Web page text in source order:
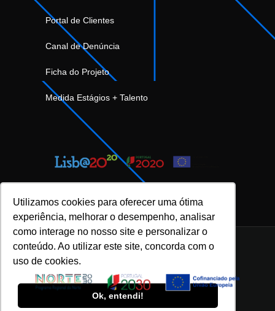
Utilizamos cookies para oferecer uma ótima
experiência, melhorar o desempenho, analisar
como interage no nosso site e personalizar o
conteúdo. Ao utilizar este site, concorda com o
uso de cookies.
Ok, entendi!
Portal de Clientes
Canal de Denúncia
Ficha do Projeto
Medida Estágios + Talento
INOVFLOW Business Solutions © 2023 |
Política de Privacidade e Proteção de Dados
|
Política da Qualidade